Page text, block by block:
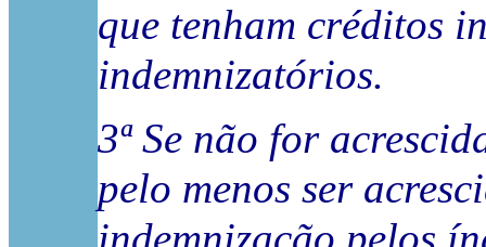
que tenham créditos
indemnizatórios.
3ª Se não for
pelo menos ser